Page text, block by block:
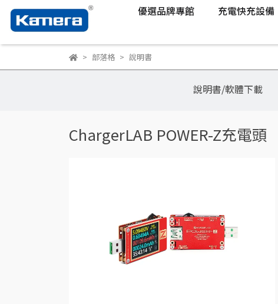
優選品牌專館 充電快充設備
部落格 說明書
說明書/軟體下載
ChargerLAB POWER-Z充電頭